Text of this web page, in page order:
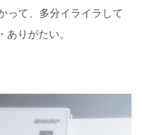
って、多分イライラして
りがたい。